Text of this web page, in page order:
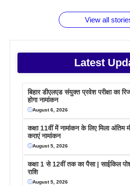
View all
Latest
बिहार डीएलएड संयुक्त प्रवेश परीक्षा का
होगा नामांकन
August 6, 2026
कक्षा 11वीं में नामांकन के लिए मिला
कराएं नामांकन
August 5, 2026
कक्षा 1 से 12वीं तक का पैसा | साईकिल
राशि
August 5, 2026